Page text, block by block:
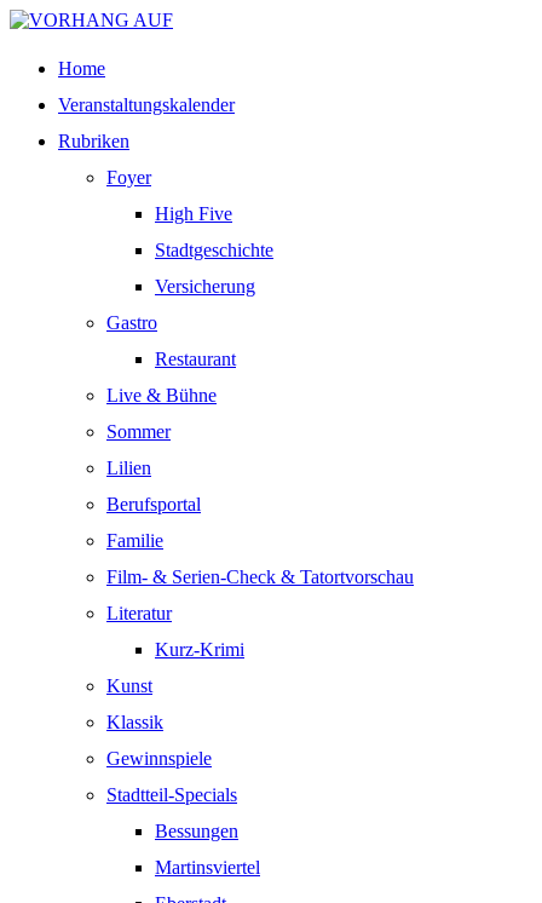
Home
Veranstaltungskalender
Rubriken
Foyer
High Five
Stadtgeschichte
Versicherung
Gastro
Restaurant
Live & Bühne
Sommer
Lilien
Berufsportal
Familie
Film- & Serien-Check & Tatortvorschau
Literatur
Kurz-Krimi
Kunst
Klassik
Gewinnspiele
Stadtteil-Specials
Bessungen
Martinsviertel